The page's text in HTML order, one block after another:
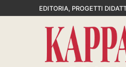
al
EDITORIA, PROGETTI